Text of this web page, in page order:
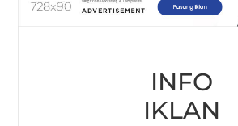
INFO
IKLAN